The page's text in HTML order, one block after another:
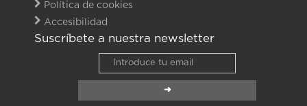
Política de cookies
Accesibilidad
Suscríbete a nuestra newsletter